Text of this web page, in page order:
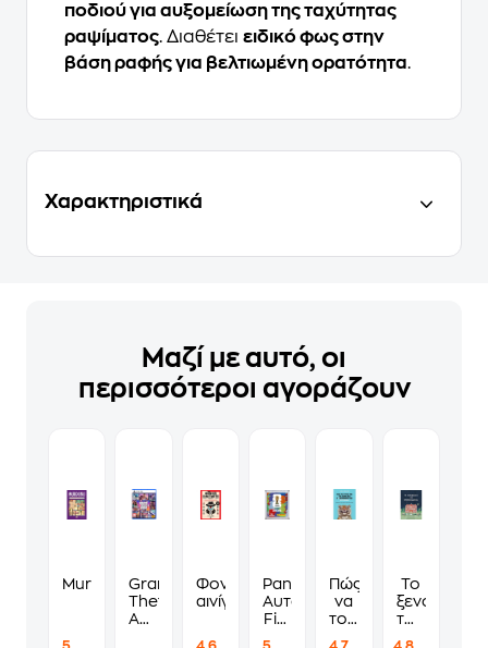
ποδιού για αυξομείωση της ταχύτητας
ραψίματος. Διαθέτει ειδικό φως στην
βάση ραφής για βελτιωμένη ορατότητα.
Χαρακτηριστικά
Μαζί με αυτό, οι
περισσότεροι αγοράζουν
Murdoku
5
Grand
Theft
Auto
Φονικά
αινίγματα
4.6
Panini
Αυτοκόλλητα
Fifa
5
Πώς
να
τους
4.7
Το
ξενοδοχείο
των
4.8